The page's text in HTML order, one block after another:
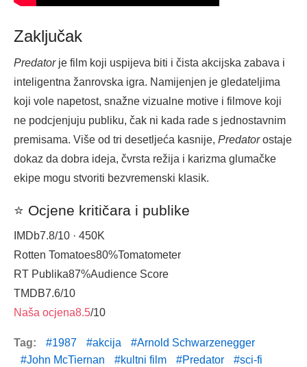
Zaključak
Predatorje film koji uspijeva biti i čista akcijska zabava i
inteligentna žanrovska igra. Namijenjen je gledateljima
koji vole napetost, snažne vizualne motive i filmove koji
ne podcjenjuju publiku, čak ni kada rade s jednostavnim
premisama. Više od tri desetljeća kasnije, Predatorostaje
dokaz da dobra ideja, čvrsta režija i karizma glumačke
ekipe mogu stvoriti bezvremenski klasik.
⭐ Ocjene kritičara i publike
IMDb7.8/10 · 450K
Rotten Tomatoes80%Tomatometer
RT Publika87%Audience Score
TMDB7.6/10
Naša ocjena8.5/10
Tag: 1987 akcija
Arnold Schwarzenegger
John McTiernan
kultni film Predator sci-fi